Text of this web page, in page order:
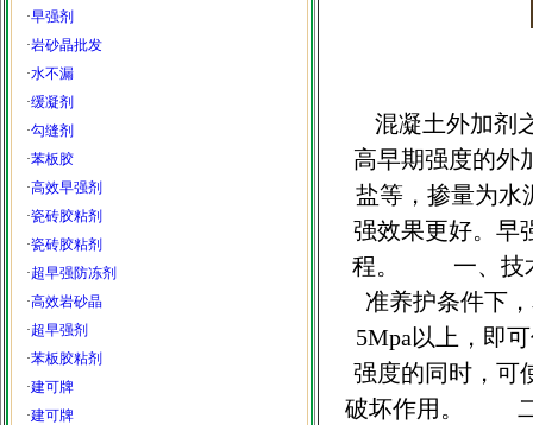
·早强剂
·岩砂晶批发
·水不漏
·缓凝剂
·勾缝剂
·苯板胶
·高效早强剂
·瓷砖胶粘剂
·瓷砖胶粘剂
·超早强防冻剂
·高效岩砂晶
·超早强剂
·苯板胶粘剂
·建可牌
·建可牌
混凝土外加剂
高早期强度的外
盐等，掺量为水
强效果更好。早
程。 一、技
准养护条件下
5Mpa以上，即
强度的同时，可
破坏作用。 二